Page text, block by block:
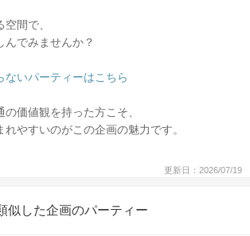
間で、
んでみませんか？
ないパーティーはこちら
価値観を持った方こそ、
れやすいのがこの企画の魅力です。
更新日：2026/07/19
似した企画のパーティー